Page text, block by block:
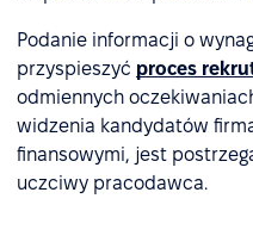
Podanie informacji o
przyspieszyć proces
odmiennych
widzenia kandydatów
finansowymi, jest
uczciwy pracodawca.